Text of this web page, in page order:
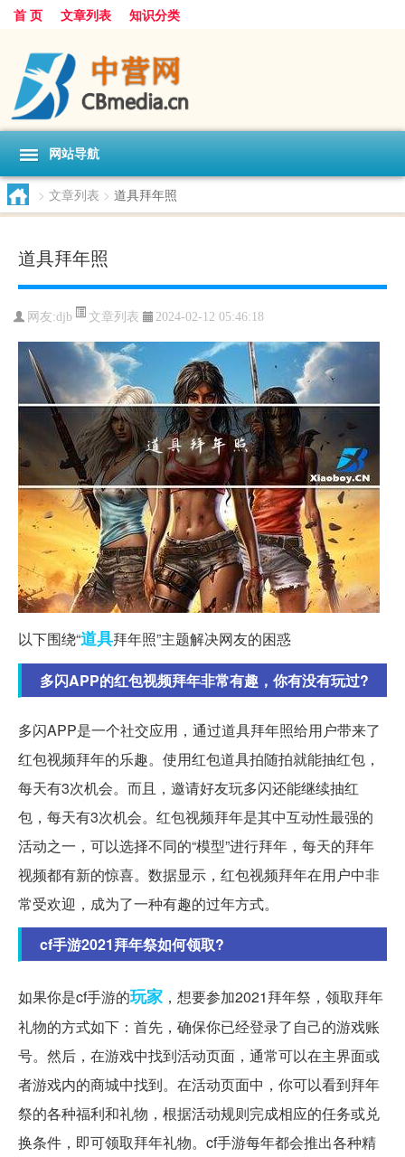
首 页 文章列表 知识分类
网站导航
> 文章列表 > 道具拜年照
道具拜年照
网友:djb 文章列表 2024-02-12 05:46:18
以下围绕“道具拜年照”主题解决网友的困惑
多闪APP的红包视频拜年非常有趣，你有没有玩过?
多闪APP是一个社交应用，通过道具拜年照给用户带来了
红包视频拜年的乐趣。使用红包道具拍随拍就能抽红包，
每天有3次机会。而且，邀请好友玩多闪还能继续抽红
包，每天有3次机会。红包视频拜年是其中互动性最强的
活动之一，可以选择不同的“模型”进行拜年，每天的拜年
视频都有新的惊喜。数据显示，红包视频拜年在用户中非
常受欢迎，成为了一种有趣的过年方式。
cf手游2021拜年祭如何领取?
如果你是cf手游的玩家 ，想要参加2021拜年祭，领取拜年
礼物的方式如下：首先，确保你已经登录了自己的游戏账
号。然后，在游戏中找到活动页面，通常可以在主界面或
者游戏内的商城中找到。在活动页面中，你可以看到拜年
祭的各种福利和礼物，根据活动规则完成相应的任务或兑
换条件，即可领取拜年礼物。cf手游每年都会推出各种精